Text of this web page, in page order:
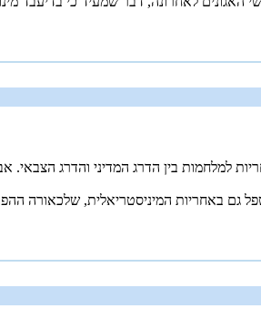
למלחמות בין הדרג המדיני והדרג
גם באחריות המיניסטריאלית, שלכאורה